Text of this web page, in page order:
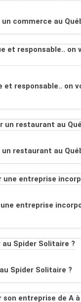
commerce au
et responsable.. on
restaurant au
entreprise
Spider Solitaire ?